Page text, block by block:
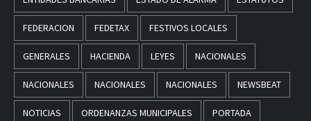
FEDERACION FEDETAX FESTIVOS LOCALES
GENERALES HACIENDA LEYES NACIONALES
NACIONALES NACIONALES NACIONALES NEWSBEAT
NOTICIAS ORDENANZAS MUNICIPALES PORTADA